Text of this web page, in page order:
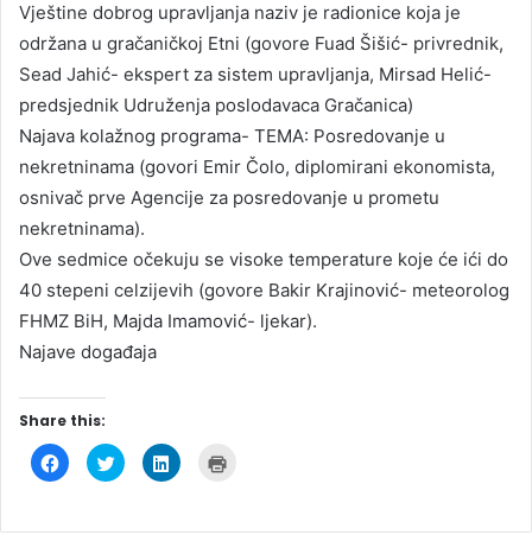
Vještine dobrog upravljanja naziv je radionice koja je
održana u gračaničkoj Etni (govore Fuad Šišić- privrednik,
Sead Jahić- ekspert za sistem upravljanja, Mirsad Helić-
predsjednik Udruženja poslodavaca Gračanica)
Najava kolažnog programa- TEMA: Posredovanje u
nekretninama (govori Emir Čolo, diplomirani ekonomista,
osnivač prve Agencije za posredovanje u prometu
nekretninama).
Ove sedmice očekuju se visoke temperature koje će ići do
40 stepeni celzijevih (govore Bakir Krajinović- meteorolog
FHMZ BiH, Majda Imamović- ljekar).
Najave događaja
Share this:
C
l
t
C
l
t
C
l
t t